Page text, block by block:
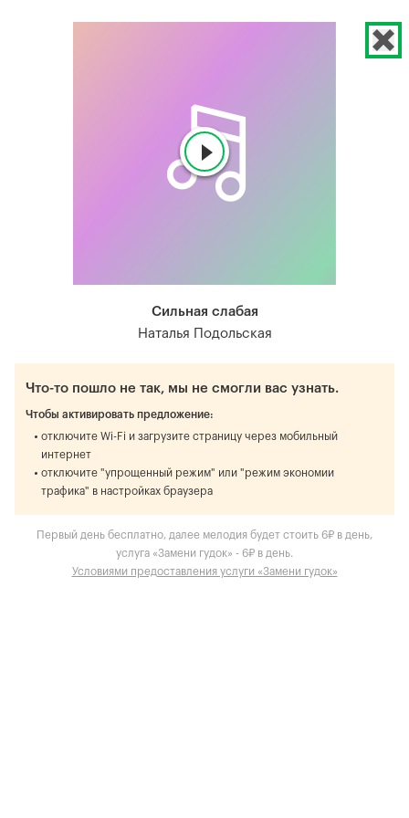
Сильная слабая
Наталья Подольская
Что-то пошло не так, мы не смогли вас узнать.
Чтобы активировать предложение:
отключите Wi-Fi и загрузите страницу через мобильный
интернет
отключите "упрощенный режим" или "режим экономии
трафика" в настройках браузера
Первый день бесплатно, далее мелодия будет стоить 6₽ в день,
услуга «Замени гудок» - 6₽ в день.
Условиями предоставления услуги «Замени гудок»